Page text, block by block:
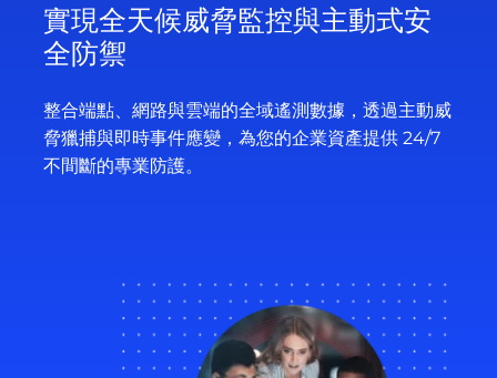
實現全天候威脅監控與主動式安
全防禦
整合端點、網路與雲端的全域遙測數據，透過主動威
脅獵捕與即時事件應變，為您的企業資產提供 24/7
不間斷的專業防護。